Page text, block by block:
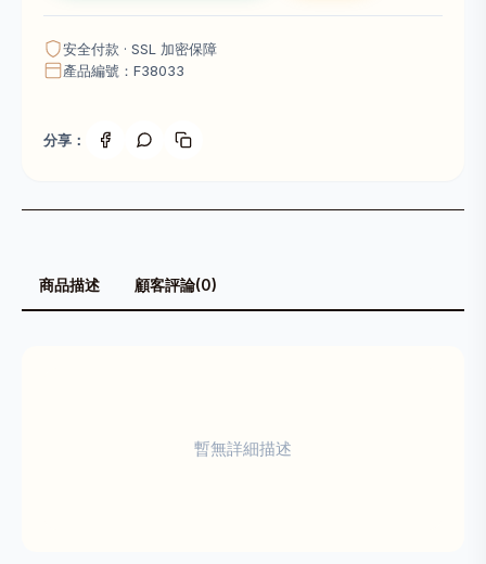
安全付款 · SSL 加密保障
產品編號：F38033
分享：
商品描述 顧客評論(0)
暫無詳細描述